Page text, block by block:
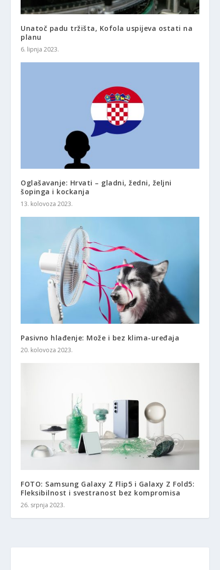
Unatoč padu tržišta, Kofola uspijeva ostati na
planu
6. lipnja 2023.
Oglašavanje: Hrvati – gladni, žedni, željni
šopinga i kockanja
13. kolovoza 2023.
Pasivno hlađenje: Može i bez klima-uređaja
20. kolovoza 2023.
FOTO: Samsung Galaxy Z Flip5 i Galaxy Z Fold5:
Fleksibilnost i svestranost bez kompromisa
26. srpnja 2023.